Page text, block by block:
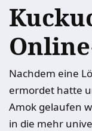
Nachdem eine
ermordet hatte
Amok gelaufen
in die mehr